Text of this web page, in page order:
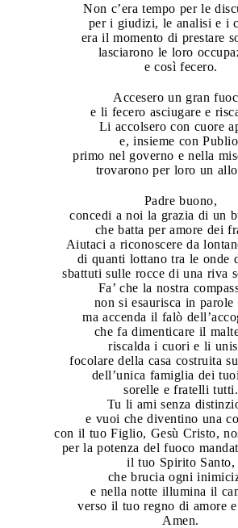
Non c’era tempo per le
per i giudizi, le analisi e i
era il momento di prestare
lasciarono le loro
e così fecero.
Accesero un gran
e li fecero asciugare e
Li accolsero con cuore
e, insieme con
primo nel governo e nella
trovarono per loro un
Padre buono,
concedi a noi la grazia di un
che batta per amore dei
Aiutaci a riconoscere da
di quanti lottano tra le onde
sbattuti sulle rocce di una riva
Fa’ che la nostra
non si esaurisca in parole
ma accenda il falò
che fa dimenticare il
riscalda i cuori e li
focolare della casa costruita
dell’unica famiglia dei
sorelle e fratelli tutti.
Tu li ami senza
e vuoi che diventino una
con il tuo Figlio, Gesù Cristo,
per la potenza del fuoco
il tuo Spirito Santo,
che brucia ogni
e nella notte illumina il
verso il tuo regno di amore
Amen.